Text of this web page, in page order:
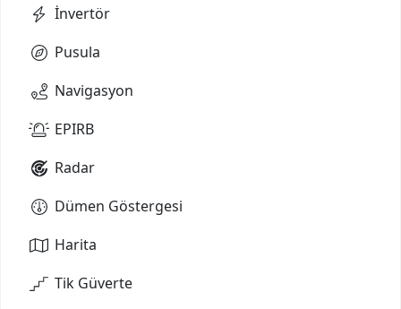
İnvertör
Pusula
Navigasyon
EPIRB
Radar
Dümen Göstergesi
Harita
Tik Güverte